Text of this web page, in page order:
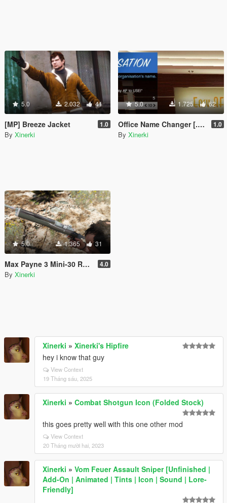
5.0 2.032 41
[MP] Breeze Jacket 1.0
By Xinerki
5.0 1.725 62
Office Name Changer [.NET] 1.0
By Xinerki
5.0 1.365 31
Max Payne 3 Mini-30 Ruger 4.0
By Xinerki
Xinerki » Xinerki's Hipfire
hey i know that guy
View Context
19 Tháng sáu, 2025
Xinerki » Combat Shotgun Icon (Folded Stock)
this goes pretty well with this one other mod
View Context
20 Tháng mười hai, 2023
Xinerki » Vom Feuer Assault Sniper [Unfinished |
Add-On | Animated | Tints | Icon | Sound | Lore-
Friendly]